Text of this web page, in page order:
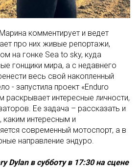
комментирует и ведет
про них живые репортажи,
на гонке Sea to sky, куда
гонщики мира, а с недавнего
весь свой накопленный
- запустила проект «Enduro
раскрывает интересные личности,
Ее задача – рассказать и
каким интересным и
современный мотоспорт, а в
направление эндуро.
Dylan в субботу в 17:30 на сцене